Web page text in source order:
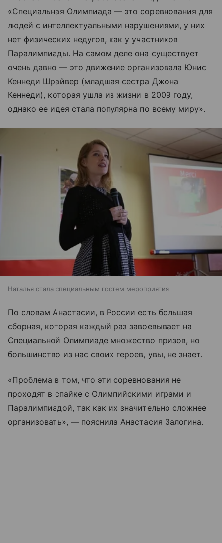
«Специальная Олимпиада — это соревнования для
людей с интеллектуальными нарушениями, у них
нет физических недугов, как у участников
Паралимпиады. На самом деле она существует
очень давно — это движение организовала Юнис
Кеннеди Шрайвер (младшая сестра Джона
Кеннеди), которая ушла из жизни в 2009 году,
однако ее идея стала популярна по всему миру».
Наталья стала специальным гостем мероприятия
По словам Анастасии, в России есть большая
сборная, которая каждый раз завоевывает на
Специальной Олимпиаде множество призов, но
большинство из нас своих героев, увы, не знает.
«Проблема в том, что эти соревнования не
проходят в спайке с Олимпийскими играми и
Паралимпиадой, так как их значительно сложнее
организовать», — пояснила Анастасия Залогина.